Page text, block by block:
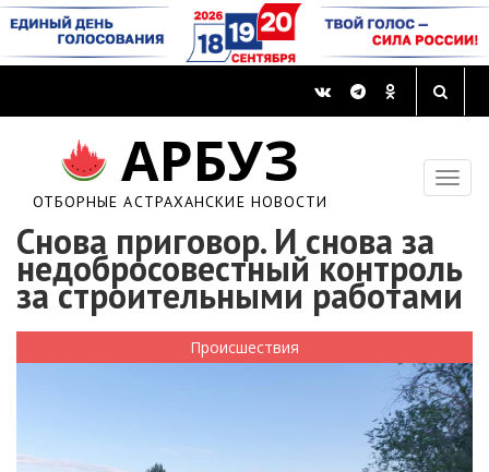
АРБУЗ
ОТБОРНЫЕ АСТРАХАНСКИЕ НОВОСТИ
Снова приговор. И снова за
недобросовестный контроль
за строительными работами
Происшествия